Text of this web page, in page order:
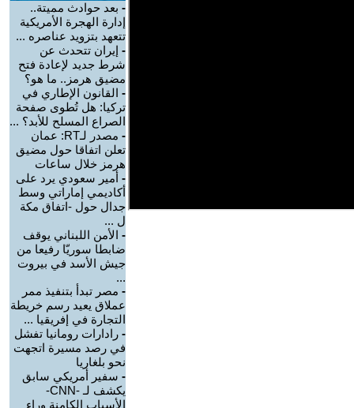
- بعد حوادث مميتة..
إدارة الهجرة الأمريكية
تتعهد بتزويد عناصره ...
- إيران تتحدث عن
شرط جديد لإعادة فتح
مضيق هرمز.. ما هو؟
- القانون الإطاري في
تركيا: هل تُطوى صفحة
الصراع المسلح للأبد؟ ...
-
مصدر لـRT: عمان
تعلن اتفاقا حول مضيق
هرمز خلال ساعات
- أمير سعودي يرد على
أكاديمي إماراتي وسط
جدال حول -اتفاق مكة
ل ...
- الأمن اللبناني يوقف
ضابطا سوريّا رفيعا من
جيش الأسد في بيروت
...
- مصر تبدأ بتنفيذ ممر
عملاق يعيد رسم خريطة
التجارة في إفريقيا ...
- رادارات رومانيا تفشل
في رصد مسيرة اتجهت
نحو بلغاريا
- سفير أمريكي سابق
يكشف لـ -CNN-
الأسباب الكامنة وراء